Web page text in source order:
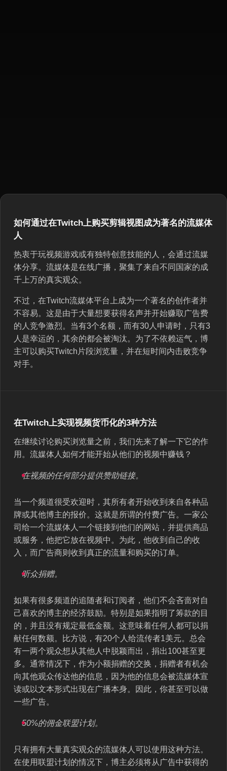
如何通过在Twitch上购买剪辑视图成为著名的流媒体
人
热衷于玩视频游戏或有独特创意技能的人，会通过流媒
体分享。流媒体是在线广播，聚集了来自不同国家的成
千上万的真实观众。
不过，在Twitch流媒体平台上成为一个著名的创作者并
不容易。这是由于大量想要获得名声并开始赚取广告费
的人竞争激烈。当有3个名额，而有30人申请时，只有3
人是幸运的，其余的都会被淘汰。为了不依赖运气，博
主可以购买Twitch片段浏览量，并在短时间内击败竞争
对手。
在Twitch上实现视频货币化的3种方法
在继续讨论购买浏览量之前，我们先来了解一下它的作
用。流媒体人如何才能开始从他们的视频中赚钱？
在视频的任何部分提供赞助链接。
当一个频道很受欢迎时，其所有者开始收到来自各种品
牌或其他博主的报价。这就是所谓的付费广告。一家公
司给一个流媒体人一个链接到他们的网站，并提供商品
或服务，他把它放在视频中。为此，他收到自己的收
入，而广告商则收到真正的流量和购买的订单。
听众捐赠。
如果有很多频道的追随者和订阅者，他们不会吝啬对自
己喜欢的博主的经济鼓励。特别是如果指明了筹款的目
的，并且没有规定最低金额。这意味着任何人都可以捐
献任何数额。比方说，有20个人给流传者1美元。总会
有一两个观众想从其他人中脱颖而出，捐出100甚至更
多。通常情况下，作为小额捐赠的交换，捐赠者有机会
向其他观众传达他的信息，因为他的信息会被流媒体宣
读或以文本形式出现在广播本身。因此，你甚至可以做
一些广告。
50%的佣金联盟计划。
只有拥有大量真实观众的流媒体人可以使用这种方法。
在使用联盟计划的情况下，博主必须将从广告中获得的